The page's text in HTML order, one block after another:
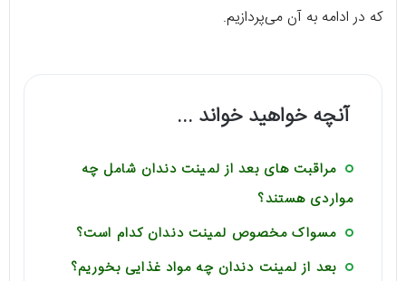
که در ادامه به آن می‌پردازیم.
آنچه خواهید خواند ...
مراقبت های بعد از لمینت دندان شامل چه
مواردی هستند؟
مسواک مخصوص لمینت دندان کدام است؟
بعد از لمینت دندان چه مواد غذایی بخوریم؟